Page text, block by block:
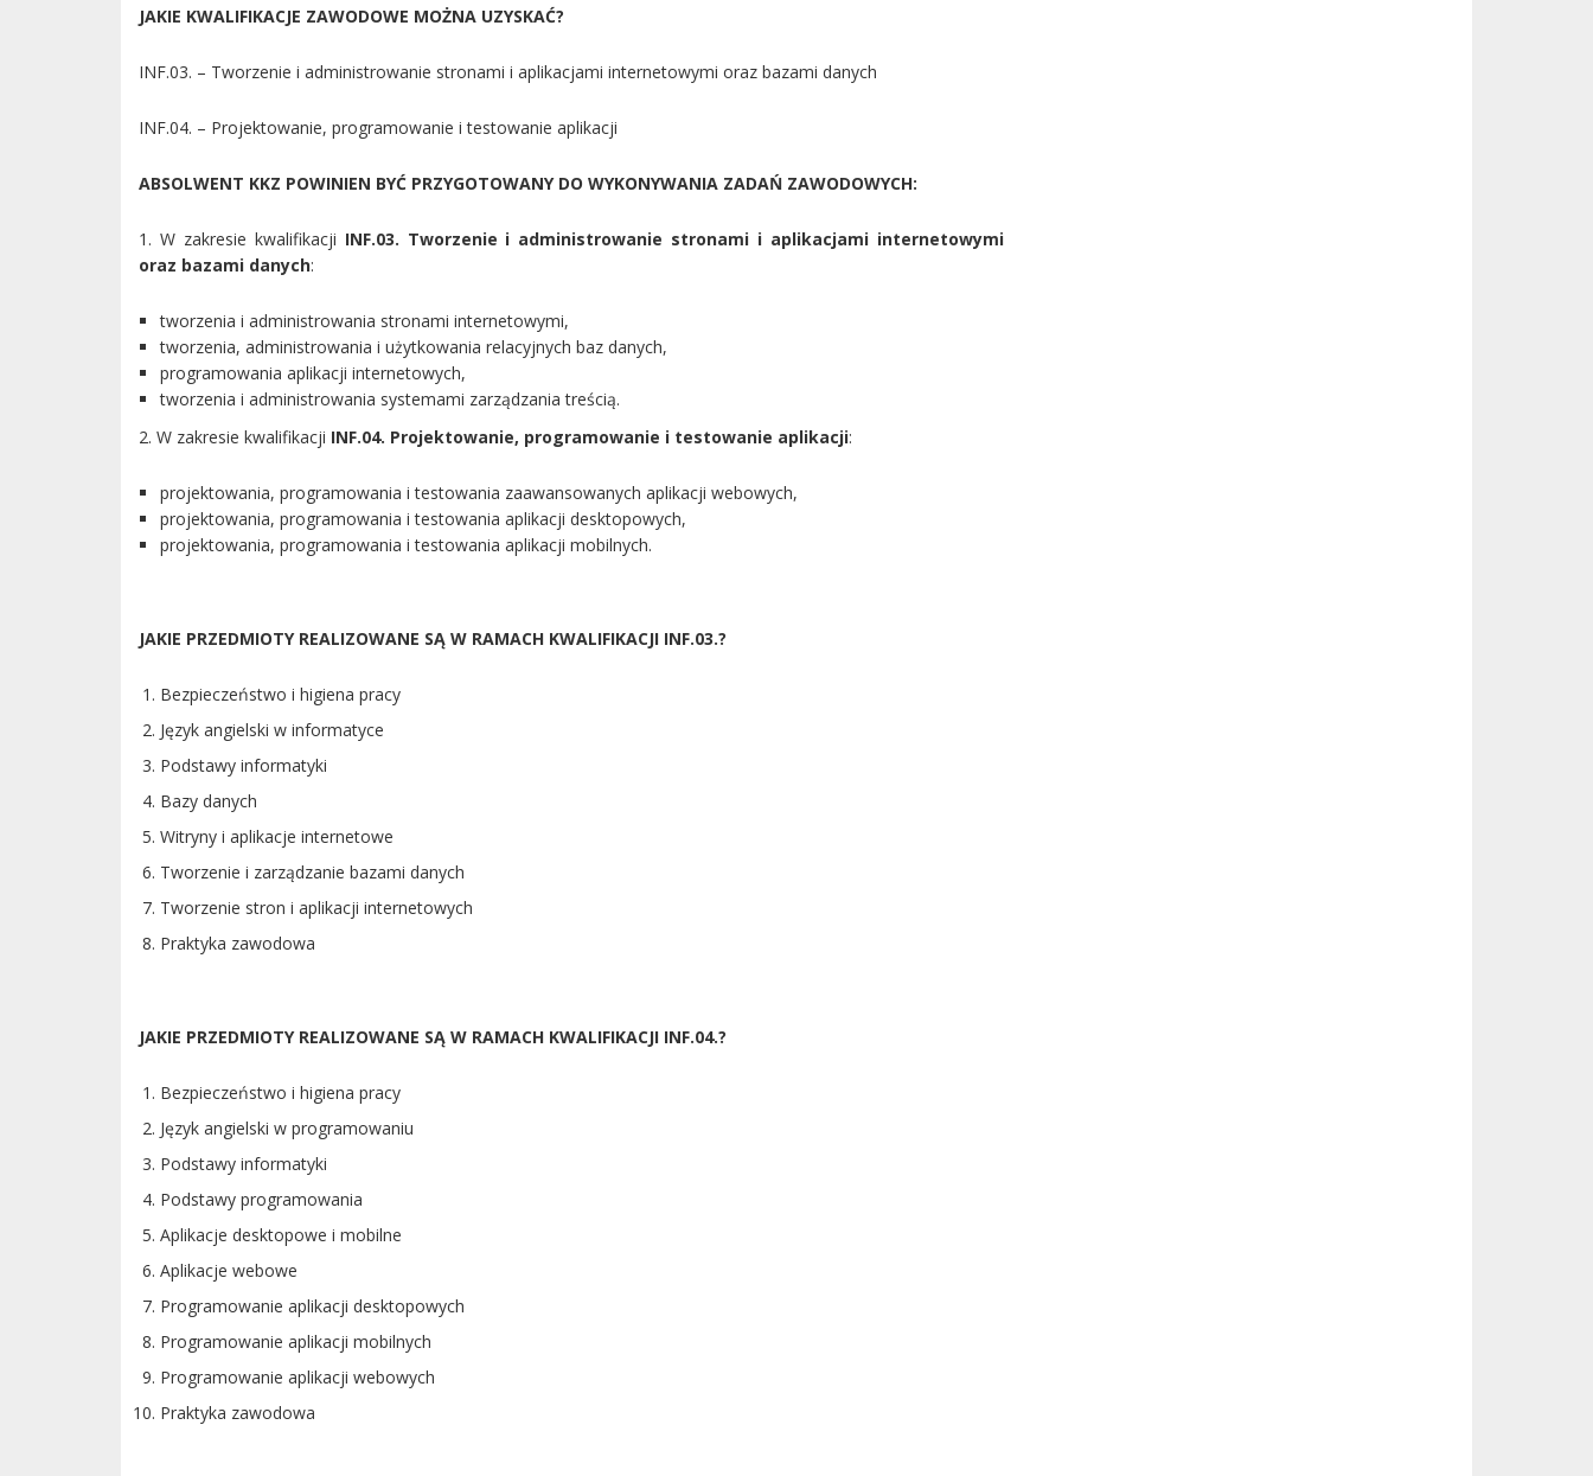
JAKIE KWALIFIKACJE ZAWODOWE MOŻNA UZYSKAĆ?
INF.03. – Tworzenie i administrowanie stronami i aplikacjami internetowymi oraz bazami danych
INF.04. – Projektowanie, programowanie i testowanie aplikacji
ABSOLWENT KKZ POWINIEN BYĆ PRZYGOTOWANY DO WYKONYWANIA ZADAŃ ZAWODOWYCH:
1. W zakresie kwalifikacji INF.03. Tworzenie i administrowanie stronami i aplikacjami internetowymi
oraz bazami danych:
tworzenia i administrowania stronami internetowymi,
tworzenia, administrowania i użytkowania relacyjnych baz danych,
programowania aplikacji internetowych,
tworzenia i administrowania systemami zarządzania treścią.
2. W zakresie kwalifikacji INF.04. Projektowanie, programowanie i testowanie aplikacji:
projektowania, programowania i testowania zaawansowanych aplikacji webowych,
projektowania, programowania i testowania aplikacji desktopowych,
projektowania, programowania i testowania aplikacji mobilnych.
JAKIE PRZEDMIOTY REALIZOWANE SĄ W RAMACH KWALIFIKACJI INF.03.?
Bezpieczeństwo i higiena pracy
Język angielski w informatyce
Podstawy informatyki
Bazy danych
Witryny i aplikacje internetowe
Tworzenie i zarządzanie bazami danych
Tworzenie stron i aplikacji internetowych
Praktyka zawodowa
JAKIE PRZEDMIOTY REALIZOWANE SĄ W RAMACH KWALIFIKACJI INF.04.?
Bezpieczeństwo i higiena pracy
Język angielski w programowaniu
Podstawy informatyki
Podstawy programowania
Aplikacje desktopowe i mobilne
Aplikacje webowe
Programowanie aplikacji desktopowych
Programowanie aplikacji mobilnych
Programowanie aplikacji webowych
Praktyka zawodowa